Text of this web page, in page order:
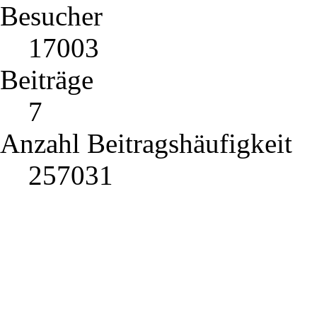
Besucher
17003
Beiträge
7
Anzahl Beitragshäufigkeit
257031